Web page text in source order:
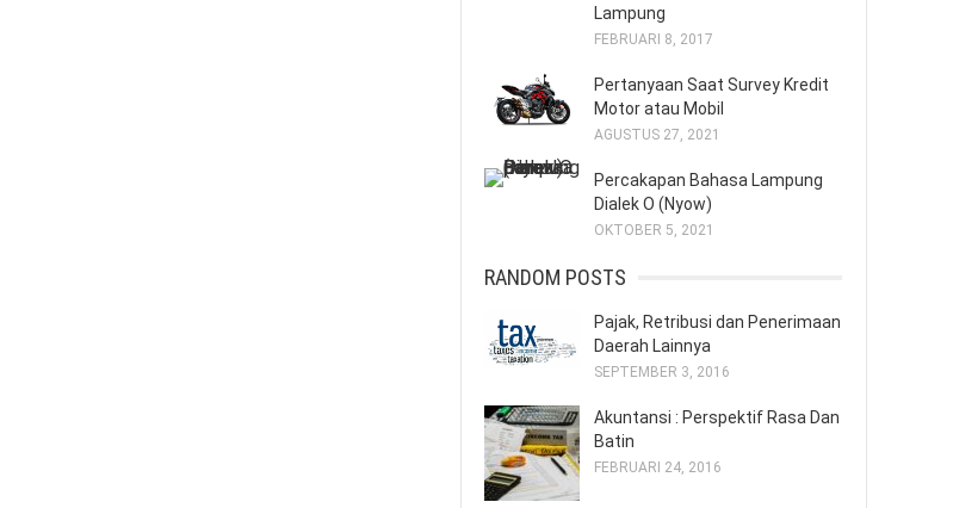
Lampung
FEBRUARI 8, 2017
Pertanyaan Saat Survey Kredit
Motor atau Mobil
AGUSTUS 27, 2021
Percakapan Bahasa Lampung
Dialek O (Nyow)
OKTOBER 5, 2021
RANDOM POSTS
Pajak, Retribusi dan Penerimaan
Daerah Lainnya
SEPTEMBER 3, 2016
Akuntansi : Perspektif Rasa Dan
Batin
FEBRUARI 24, 2016